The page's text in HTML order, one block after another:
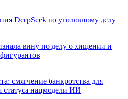
DeepSeek по уголовному делу
вину по делу о хищении и
смягчение банкротства для
статуса нацмодели ИИ